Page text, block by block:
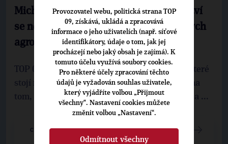
Michal Kučera: Ministerstvo zemědělství
se nesmí stát servisní organizací velkých
agroholdingů
TOP 09 nabízí cestu moderního zemědělství, které
stojí na inovacích, kvalitě a péči o krajinu, ne na
tom, že stát bude suplovat manažerskou práci a ...
CELÝ ČLÁNEK
Provozovatel webu, politická strana TOP
09, získává, ukládá a zpracovává
informace o jeho uživatelích (např. síťové
identifikátory, údaje o tom, jak jej
procházejí nebo jaký obsah je zajímá). K
tomuto účelu využívá soubory cookies.
Pro některé účely zpracování těchto
údajů je vyžadován souhlas uživatele,
který vyjádříte volbou „Přijmout
všechny“. Nastavení cookies můžete
změnit volbou „Nastavení“.
Odmítnout všechny